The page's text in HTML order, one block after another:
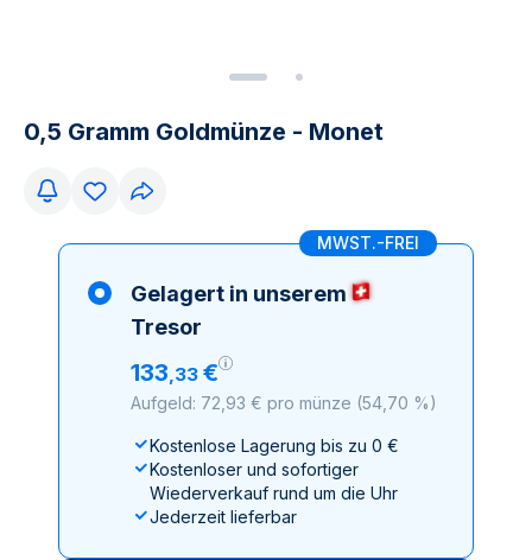
0,5 Gramm Goldmünze - Monet
MWST.-FREI
Gelagert in unserem
Tresor
133,33 €
Aufgeld: 72,93 € pro münze (54,70 %)
Kostenlose Lagerung bis zu 0 €
Kostenloser und sofortiger
Wiederverkauf rund um die Uhr
Jederzeit lieferbar